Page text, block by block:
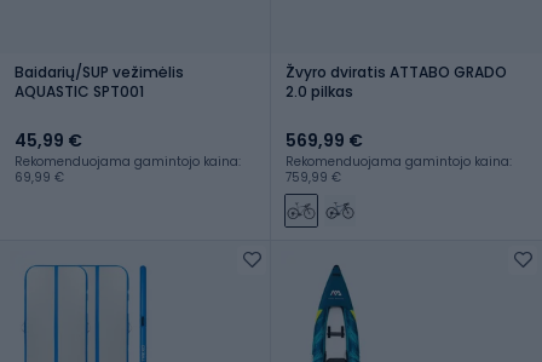
Baidarių/SUP vežimėlis
AQUASTIC SPT001
45,99 €
Rekomenduojama gamintojo kaina:
69,99 €
Žvyro dviratis ATTABO GRADO
2.0 pilkas
569,99 €
Rekomenduojama gamintojo kaina:
759,99 €